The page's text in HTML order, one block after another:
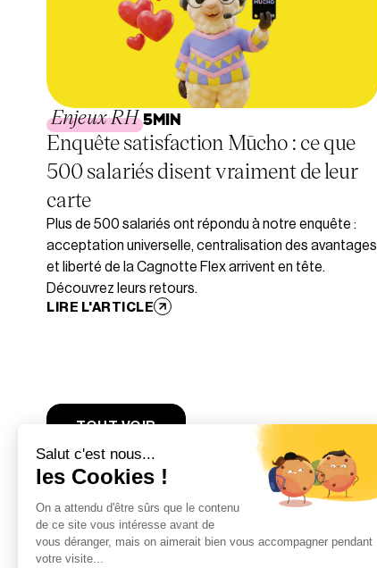
Enjeux RH 5MIN
Enquête satisfaction Mūcho : ce que
500 salariés disent vraiment de leur
carte
Plus de 500 salariés ont répondu à notre enquête :
acceptation universelle, centralisation des avantages
et liberté de la Cagnotte Flex arrivent en tête.
Découvrez leurs retours.
LIRE L'ARTICLE
TOUT VOIR